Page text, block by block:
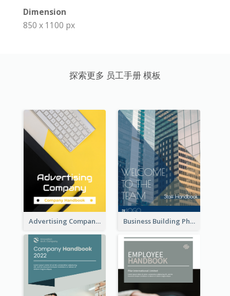
Dimension
850 x 1100 px
探索更多 员工手册 模板
Advertising Company Employee Handbook Business Building Photo Employee Handbook